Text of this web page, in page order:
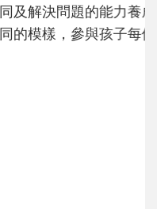
能力養成。爸爸
孩子每個重要的